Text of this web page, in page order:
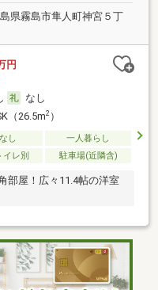
県霧島市隼人町神宮５丁
円
なし
（26.5m2）
し
一人暮らし
イレ別 駐車場(近隣含)
部屋！広々11.4帖の洋室